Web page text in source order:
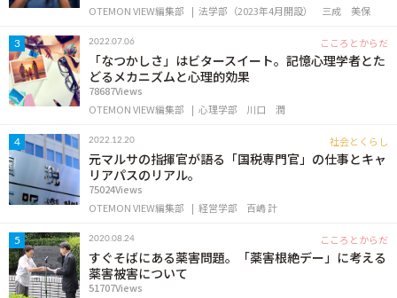
OTEMON VIEW編集部
法学部（2023年4月開設） 三成 美保
3 2022.07.06 こころとからだ
「なつかしさ」はビタースイート。記憶心理学者とた
どるメカニズムと心理的効果
78687Views
OTEMON VIEW編集部
心理学部 川口 潤
4 2022.12.20 社会とくらし
元マルサの指揮官が語る「国税専門官」の仕事とキャ
リアパスのリアル。
75024Views
OTEMON VIEW編集部
経営学部 百嶋 計
5 2020.08.24 こころとからだ
すぐそばにある薬害問題。「薬害根絶デー」に考える
薬害被害について
51707Views